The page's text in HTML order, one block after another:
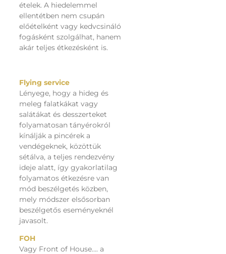
ételek. A hiedelemmel
ellentétben nem csupán
előételként vagy kedvcsináló
fogásként szolgálhat, hanem
akár teljes étkezésként is.
Flying service
Lényege, hogy a hideg és
meleg falatkákat vagy
salátákat és desszerteket
folyamatosan tányérokról
kínálják a pincérek a
vendégeknek, közöttük
sétálva, a teljes rendezvény
ideje alatt, így gyakorlatilag
folyamatos étkezésre van
mód beszélgetés közben,
mely módszer elsősorban
beszélgetős eseményeknél
javasolt.
FOH
Vagy Front of House…. a